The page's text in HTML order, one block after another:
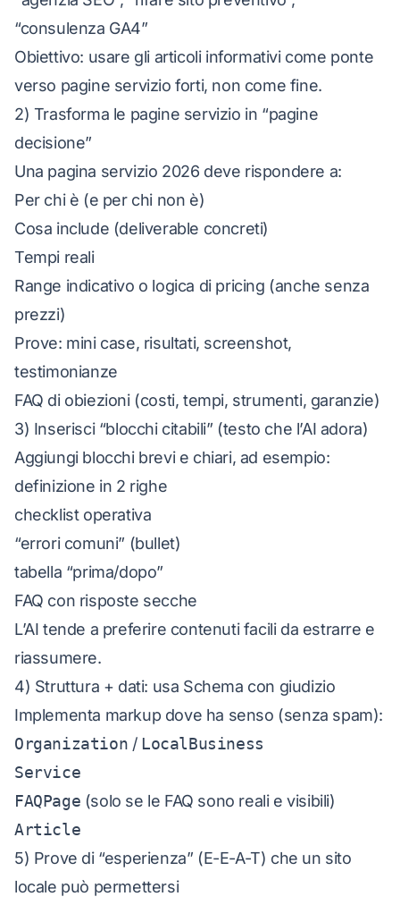
“consulenza GA4”
Obiettivo: usare gli articoli informativi come ponte
verso pagine servizio forti, non come fine.
2) Trasforma le pagine servizio in “pagine
decisione”
Una pagina servizio 2026 deve rispondere a:
Per chi è (e per chi non è)
Cosa include (deliverable concreti)
Tempi reali
Range indicativo o logica di pricing (anche senza
prezzi)
Prove: mini case, risultati, screenshot,
testimonianze
FAQ di obiezioni (costi, tempi, strumenti, garanzie)
3) Inserisci “blocchi citabili” (testo che l’AI adora)
Aggiungi blocchi brevi e chiari, ad esempio:
definizione in 2 righe
checklist operativa
“errori comuni” (bullet)
tabella “prima/dopo”
FAQ con risposte secche
L’AI tende a preferire contenuti facili da estrarre e
riassumere.
4) Struttura + dati: usa Schema con giudizio
Implementa markup dove ha senso (senza spam):
Organization / LocalBusiness
Service
FAQPage (solo se le FAQ sono reali e visibili)
Article
5) Prove di “esperienza” (E-E-A-T) che un sito
locale può permettersi